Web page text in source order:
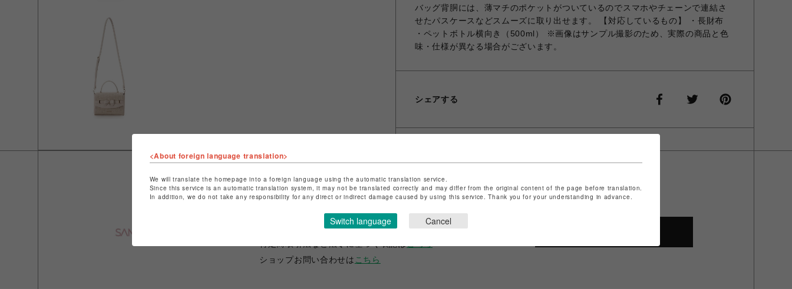
バッグ背胴には、薄マチのポケットがついているのでスマホやチェーンで連結さ
せたパスケースなどスムーズに取り出せます。 【対応しているもの】 ・長財布
・ペットボトル横向き（500ml） ※画像はサンプル撮影のため、実際の商品と色
味・仕様が異なる場合がございます。
シェアする
池袋PARCO
ショップお問い合わせは こちら
<About foreign language translation>
We will translate the homepage into a foreign language using the automatic translation service.
Since this service is an automatic translation system, it may not be translated correctly and may differ from the original content of the page before translation.
In addition, we do not take any responsibility for any direct or indirect damage caused by using this service. Thank you for your understanding in advance.
Switch language Cancel